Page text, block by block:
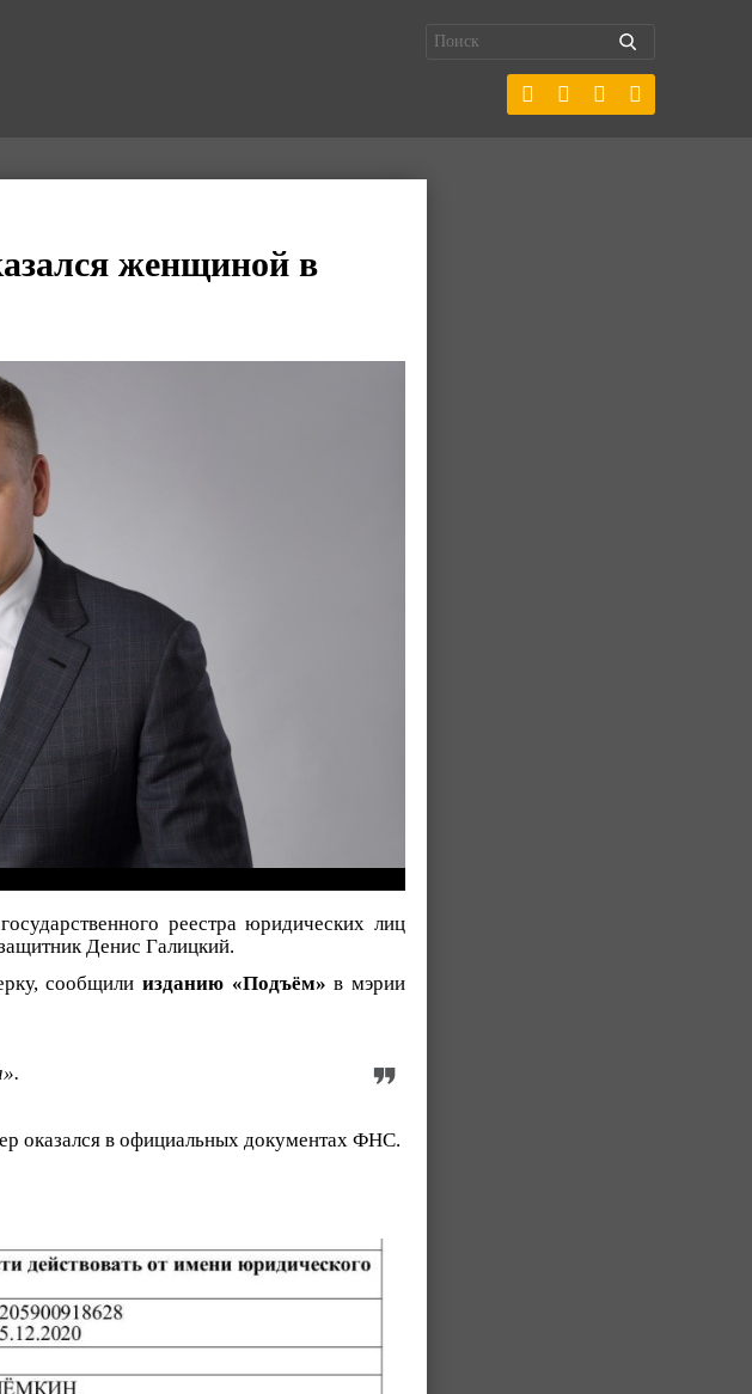
женщиной в
реестра юридических лиц
Денис Галицкий.
сообщили изданию «Подъём» в мэрии
оказался в официальных документах ФНС.